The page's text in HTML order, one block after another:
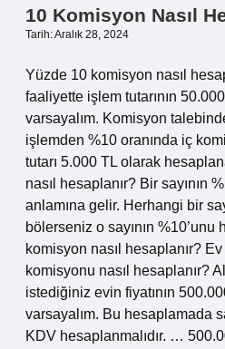
10 Komisyon Nasıl
Tarih: Aralık 28, 2024
Yüzde 10 komisyon nasıl
faaliyette işlem tutarının
varsayalım. Komisyon
işlemden %10 oranında iç
tutarı 5.000 TL olarak
nasıl hesaplanır? Bir sayının
anlamına gelir. Herhangi bir
bölerseniz o sayının
komisyon nasıl hesaplanır? Ev
komisyonu nasıl hesaplanır?
istediğiniz evin fiyatının
varsayalım. Bu hesaplamada
KDV hesaplanmalıdır. …